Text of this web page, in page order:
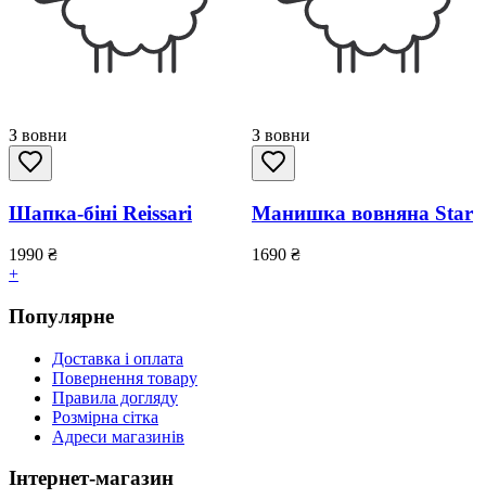
З вовни
Шапка-біні Reissari
1990 ₴
+
З вовни
Манишка вовняна Star
1690 ₴
Популярне
Доставка і оплата
Повернення товару
Правила догляду
Розмірна сітка
Адреси магазинів
Інтернет-магазин